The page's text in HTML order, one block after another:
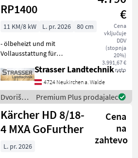
RP1400
€
Cena
vključuje
DDV
(stopnja
20%)
3.991,67 €
neto
11 KM/8 kW L. pr. 2026
80 cm
- ölbeheizt und mit
Vollausstattung für
bar Arbeitsdruck (max. 190
und enorme
Wasserleistungen bis
23l/min (1400l/h) - Kränzle
Reihenpumpe
Strasser Landtechnik GmbH
4724 Neukirchen a. Walde
Dvoriščna
mehanizacija
/ Kränzle
Premium Plus prodajalec
Kärcher HD 8/18-
4 MXA GoFurther
Cena
na
zahtevo
L. pr. 2026